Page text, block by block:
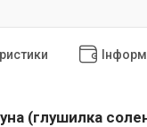
(глушилка